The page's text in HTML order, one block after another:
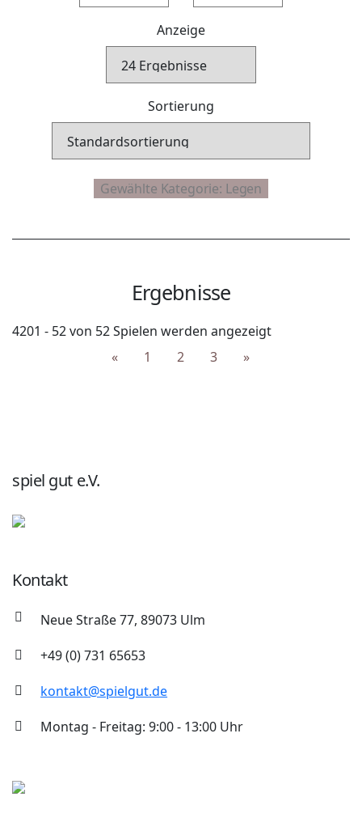
Anzeige
Sortierung
Ergebnisse
4201 - 52 von 52 Spielen werden angezeigt
«
1 2 3 »
spiel gut e.V.
Kontakt
Neue Straße 77, 89073 Ulm
+49 (0) 731 65653
kontakt@spielgut.de
Montag - Freitag: 9:00 - 13:00 Uhr